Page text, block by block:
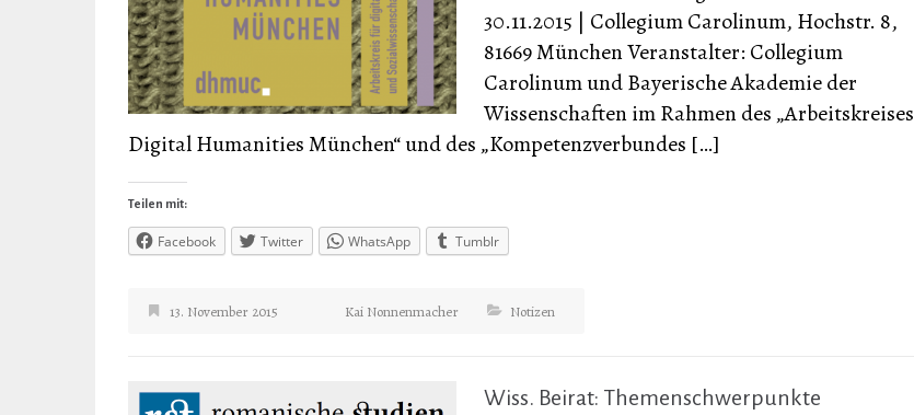
30.11.2015 | Collegium Carolinum, Hochstr. 8,
81669 München Veranstalter: Collegium
Carolinum und Bayerische Akademie der
Wissenschaften im Rahmen des „Arbeitskreises
Digital Humanities München“ und des „Kompetenzverbundes […]
Teilen mit:
Facebook Twitter WhatsApp Tumblr
13. November 2015 Kai Nonnenmacher Notizen
Wiss. Beirat: Themenschwerpunkte